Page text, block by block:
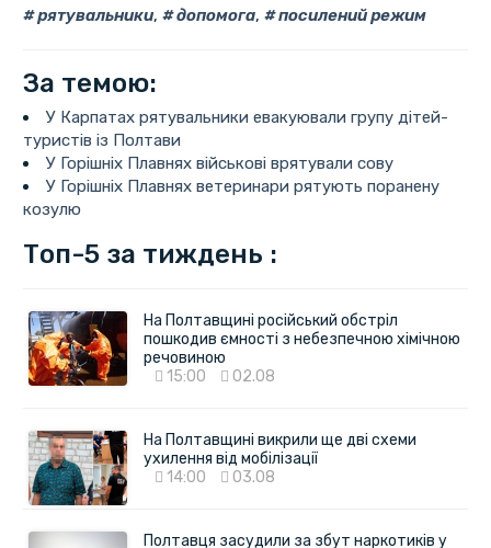
рятувальники, допомога, посилений режим
За темою:
У Карпатах рятувальники евакуювали групу дітей-
туристів із Полтави
У Горішніх Плавнях військові врятували сову
У Горішніх Плавнях ветеринари рятують поранену
козулю
Топ-5 за тиждень :
На Полтавщині російський обстріл
пошкодив ємності з небезпечною хімічною
речовиною
15:00
02.08
На Полтавщині викрили ще дві схеми
ухилення від мобілізації
14:00
03.08
Полтавця засудили за збут наркотиків у